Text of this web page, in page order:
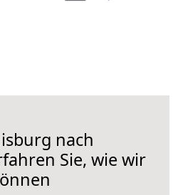
nach
Sie, wie wir